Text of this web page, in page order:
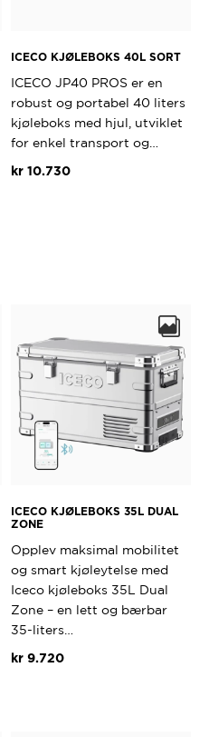
ICECO KJØLEBOKS 40L SORT
ICECO JP40 PROS er en
robust og portabel 40 liters
kjøleboks med hjul, utviklet
for enkel transport og…
kr 10.730
ICECO KJØLEBOKS 35L DUAL
ZONE
Opplev maksimal mobilitet
og smart kjøleytelse med
Iceco kjøleboks 35L Dual
Zone – en lett og bærbar
35-liters…
kr 9.720